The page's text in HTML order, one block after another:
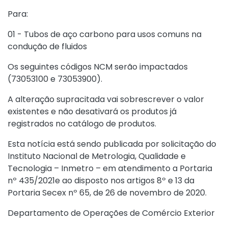
Para:
01 - Tubos de aço carbono para usos comuns na
condução de fluidos
Os seguintes códigos NCM serão impactados
(73053100 e 73053900).
A alteração supracitada vai sobrescrever o valor
existentes e não desativará os produtos já
registrados no catálogo de produtos.
Esta notícia está sendo publicada por solicitação do
Instituto Nacional de Metrologia, Qualidade e
Tecnologia – Inmetro – em atendimento a Portaria
nº 435/2021e ao disposto nos artigos 8º e 13 da
Portaria Secex nº 65, de 26 de novembro de 2020.
Departamento de Operações de Comércio Exterior